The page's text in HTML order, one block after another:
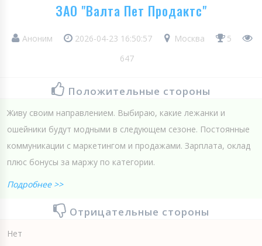
ЗАО "Валта Пет Продактс"
Аноним 2026-04-23 16:50:57 Москва
5
647
Положительные стороны
Живу своим направлением. Выбираю, какие лежанки и
ошейники будут модными в следующем сезоне. Постоянные
коммуникации с маркетингом и продажами. Зарплата, оклад
плюс бонусы за маржу по категории.
Подробнее >>
Отрицательные стороны
Нет